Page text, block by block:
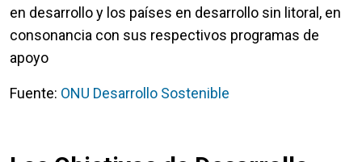
en desarrollo y los países en desarrollo sin litoral, en
consonancia con sus respectivos programas de
apoyo
Fuente: ONU Desarrollo Sostenible